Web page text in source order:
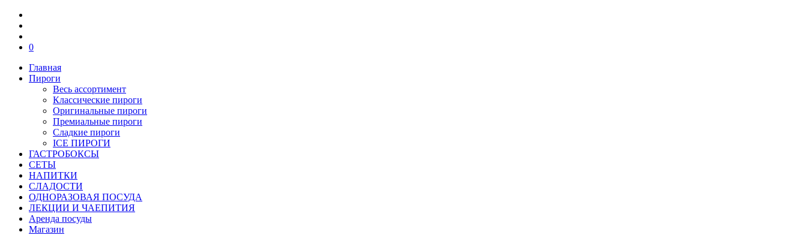
0
Главная
Пироги
Весь ассортимент
Классические пироги
Оригинальные пироги
Премиальные пироги
Сладкие пироги
ICE ПИРОГИ
ГАСТРОБОКСЫ
СЕТЫ
НАПИТКИ
СЛАДОСТИ
ОДНОРАЗОВАЯ ПОСУДА
ЛЕКЦИИ И ЧАЕПИТИЯ
Аренда посуды
Магазин